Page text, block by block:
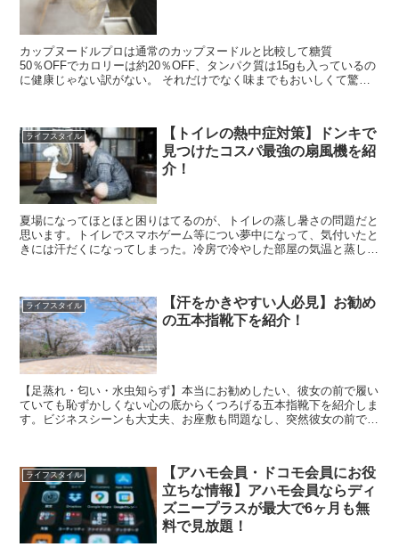
カップヌードルプロは通常のカップヌードルと比較して糖質
50％OFFでカロリーは約20％OFF、タンパク質は15gも入っているの
に健康じゃない訳がない。 それだけでなく味までもおいしくて驚い
ライフスタイル
【トイレの熱中症対策】ドンキで
見つけたコスパ最強の扇風機を紹
介！
夏場になってほとほと困りはてるのが、トイレの蒸し暑さの問題だと
思います。トイレでスマホゲーム等につい夢中になって、気付いたと
きには汗だくになってしまった。冷房で冷やした部屋の気温と蒸し暑
ライフスタイル
【汗をかきやすい人必見】お勧め
の五本指靴下を紹介！
【足蒸れ・匂い・水虫知らず】本当にお勧めしたい、彼女の前で履い
ていても恥ずかしくない心の底からくつろげる五本指靴下を紹介しま
す。ビジネスシーンも大丈夫、お座敷も問題なし、突然彼女の前で靴
ライフスタイル
【アハモ会員・ドコモ会員にお役
立ちな情報】アハモ会員ならディ
ズニープラスが最大で6ヶ月も無
料で見放題！